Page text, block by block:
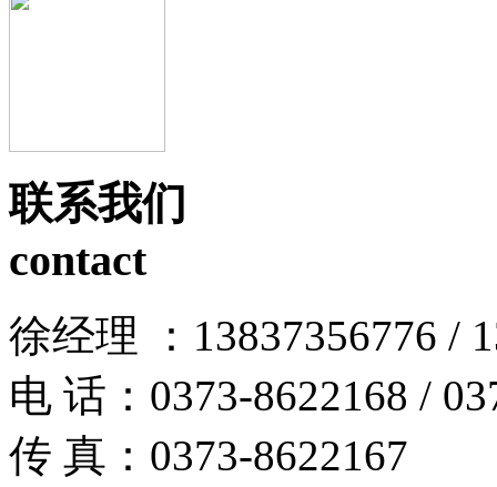
联系我们
contact
徐经理 ：13837356776 /
电 话：0373-8622168 /
传 真：0373-8622167